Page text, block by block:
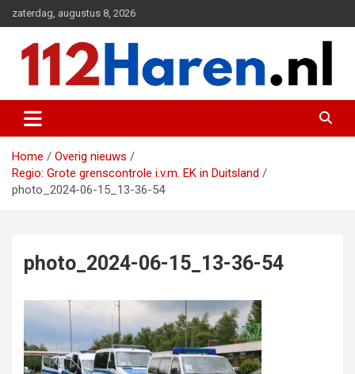
naar
inhoud
zaterdag, augustus 8, 2026
112 Haren.nl
Home
Overig nieuws
Regio: Grote grenscontrole i.v.m. EK in Duitsland
photo_2024-06-15_13-36-54
photo_2024-06-15_13-36-54